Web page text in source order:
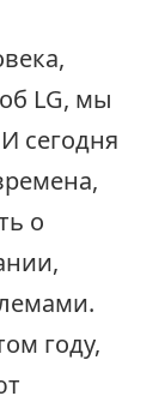
LG, мы
сегодня
о
году,